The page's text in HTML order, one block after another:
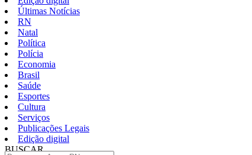
Últimas Notícias
RN
Natal
Política
Polícia
Economia
Brasil
Saúde
Esportes
Cultura
Serviços
Publicações Legais
Edição digital
BUSCAR